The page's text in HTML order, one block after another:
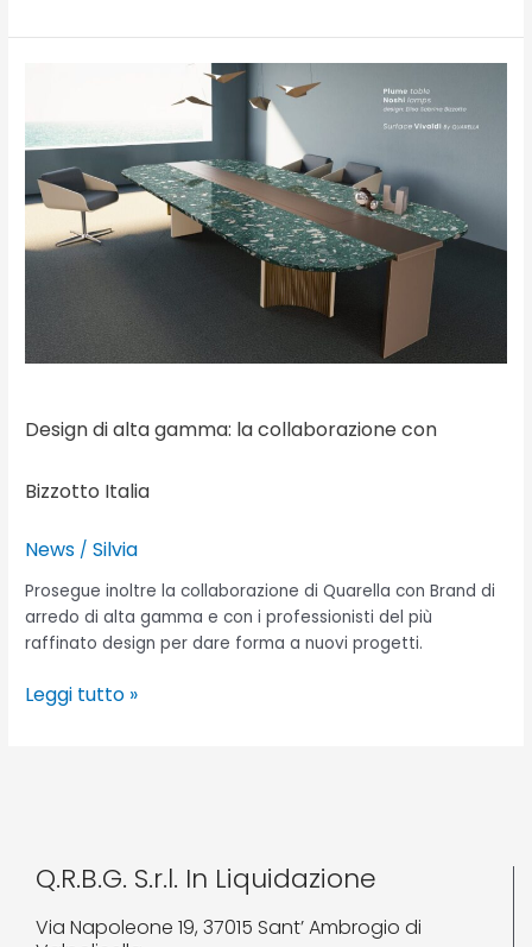
Design di alta gamma: la collaborazione con
Bizzotto Italia
News /Silvia
Prosegue inoltre la collaborazione di Quarella con Brand di
arredo di alta gamma e con i professionisti del più
raffinato design per dare forma a nuovi progetti.
alta
gamma:
la
collaborazione
con
Bizzotto
Leggi tutto »
Q.R.B.G. S.r.l. In Liquidazione
Via Napoleone 19, 37015 Sant’ Ambrogio di